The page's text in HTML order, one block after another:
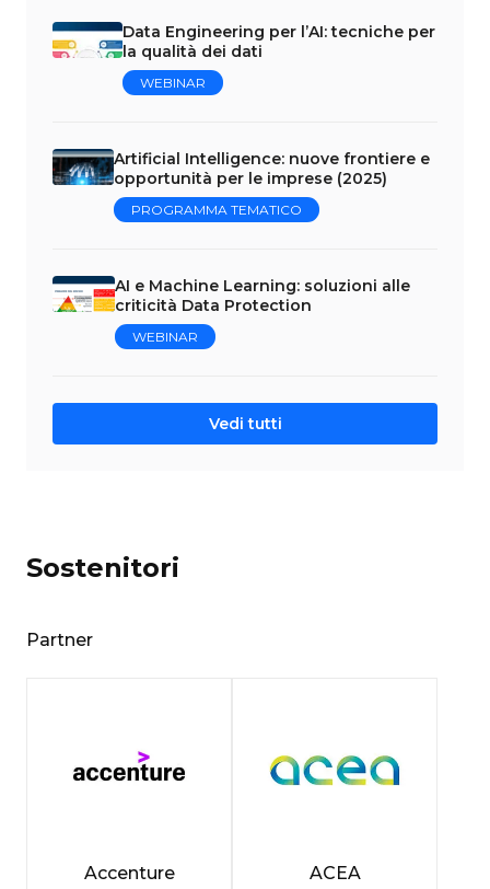
Data Engineering per l’AI: tecniche per
la qualità dei dati
WEBINAR
Artificial Intelligence: nuove frontiere e
opportunità per le imprese (2025)
PROGRAMMA TEMATICO
AI e Machine Learning: soluzioni alle
criticità Data Protection
WEBINAR
Vedi tutti
Sostenitori
Partner
Accenture ACEA